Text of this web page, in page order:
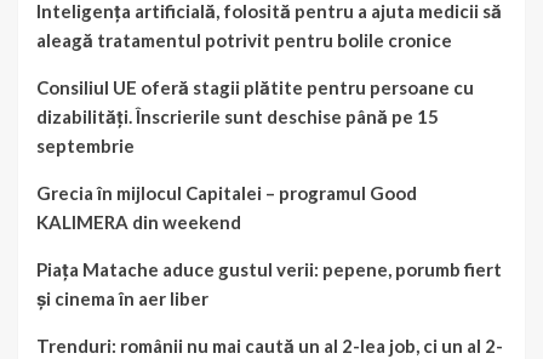
Inteligența artificială, folosită pentru a ajuta medicii să
aleagă tratamentul potrivit pentru bolile cronice
Consiliul UE oferă stagii plătite pentru persoane cu
dizabilități. Înscrierile sunt deschise până pe 15
septembrie
Grecia în mijlocul Capitalei – programul Good
KALIMERA din weekend
Piața Matache aduce gustul verii: pepene, porumb fiert
și cinema în aer liber
Trenduri: românii nu mai caută un al 2-lea job, ci un al 2-